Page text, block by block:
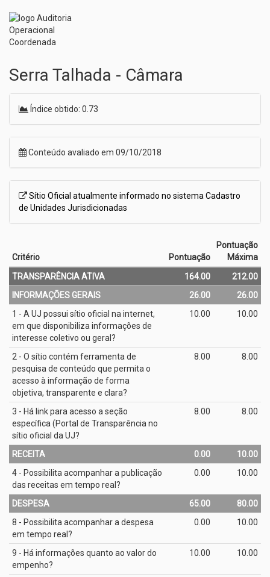
Serra Talhada - Câmara
Índice obtido: 0.73
Conteúdo avaliado em 09/10/2018
Sítio Oficial atualmente informado no sistema Cadastro
de Unidades Jurisdicionadas
Critério Pontuação
Pontuação
Máxima
TRANSPARÊNCIA ATIVA
164.00
212.00
INFORMAÇÕES GERAIS
26.00
26.00
1 - A UJ possui sítio oficial na internet,
em que disponibiliza informações de
interesse coletivo ou geral?
10.00 10.00
2 - O sítio contém ferramenta de
pesquisa de conteúdo que permita o
acesso à informação de forma
objetiva, transparente e clara?
8.00 8.00
3 - Há link para acesso a seção
específica (Portal de Transparência no
sítio oficial da UJ?
8.00 8.00
RECEITA 0.00
10.00
4 - Possibilita acompanhar a publicação
das receitas em tempo real?
0.00 10.00
DESPESA 65.00
80.00
8 - Possibilita acompanhar a despesa
em tempo real?
0.00 10.00
9 - Há informações quanto ao valor do
empenho?
10.00 10.00